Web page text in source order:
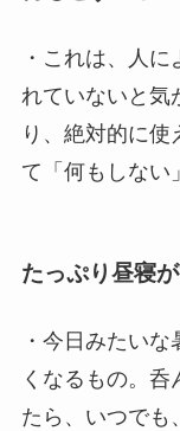
・これは、人
れていないと気
り、絶対的に使
て「何もしない
たっぷり昼寝
・今日みたい
くなるもの。呑
たら、いつでも